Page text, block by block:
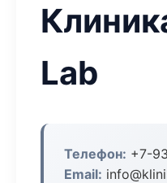
Lab
Телефон: +7-
Email: